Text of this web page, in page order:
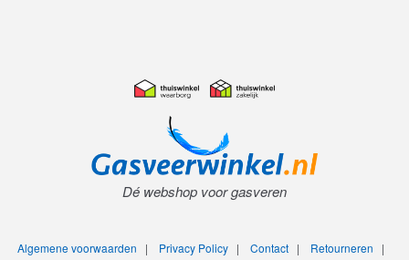
Dé webshop voor gasveren
Algemene voorwaarden | Privacy Policy| Contact| Retourneren |